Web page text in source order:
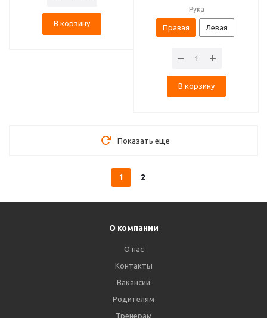
В корзину
Рука
Правая Левая
В корзину
Показать еще
1 2
О компании
О нас
Контакты
Вакансии
Родителям
Тренерам